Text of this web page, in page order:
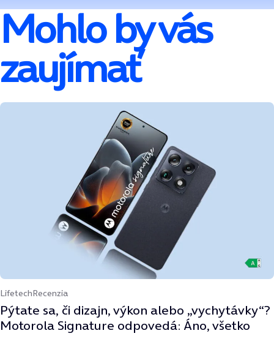
Mohlo by vás
zaujímať
LifetechRecenzia
Pýtate sa, či dizajn, výkon alebo „vychytávky“?
Motorola Signature odpovedá: Áno, všetko